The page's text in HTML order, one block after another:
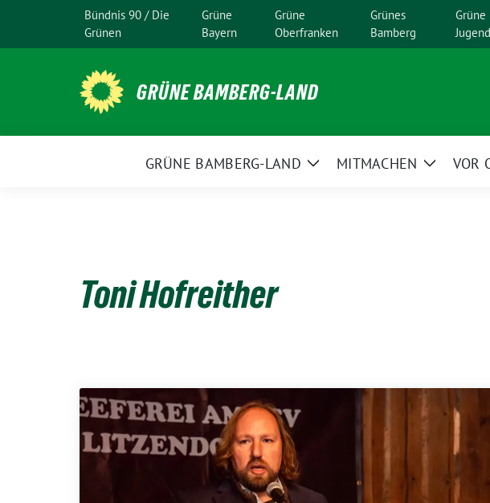
Bündnis 90 / Die
Grünen
Grüne
Bayern
Grüne
Oberfranken
Grünes
Bamberg
Grüne
Jugend
GRÜNE BAMBERG-LAND
GRÜNE BAMBERG-LAND
ZeigeMITMACHEN
ZeigeVOR
Toni Hofreither